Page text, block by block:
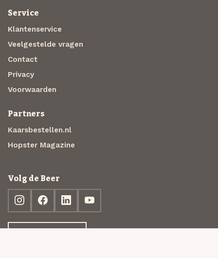
Service
Klantenservice
Veelgestelde vragen
Contact
Privacy
Voorwaarden
Partners
Kaarsbestellen.nl
Hopster Magazine
Volg de Beer